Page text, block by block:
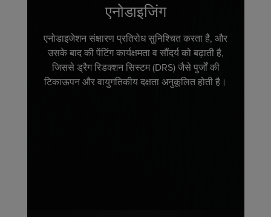
एनोडाइजिंग
एनोडाइजेशन संक्षारण प्रतिरोध सुनिश्चित करता है, और
उसके बाद की पेंटिंग कार्यक्षमता व सौंदर्य को बढ़ाती है,
जिससे ड्रैग रिडक्शन सिस्टम (DRS) जैसे पुर्जों की
टिकाऊपन और वायुगतिकीय दक्षता अनुकूलित होती है।